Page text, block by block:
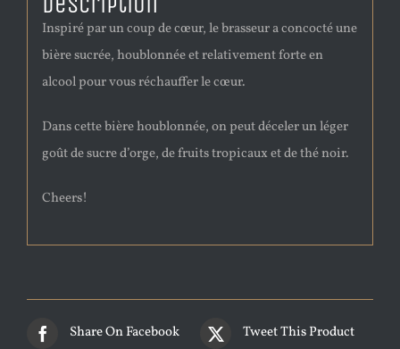
Inspiré par un coup de cœur, le brasseur a concocté une
bière sucrée, houblonnée et relativement forte en
alcool pour vous réchauffer le cœur.
Dans cette bière houblonnée, on peut déceler un léger
goût de sucre d’orge, de fruits tropicaux et de thé noir.
Cheers!
Share On Facebook Tweet This Product